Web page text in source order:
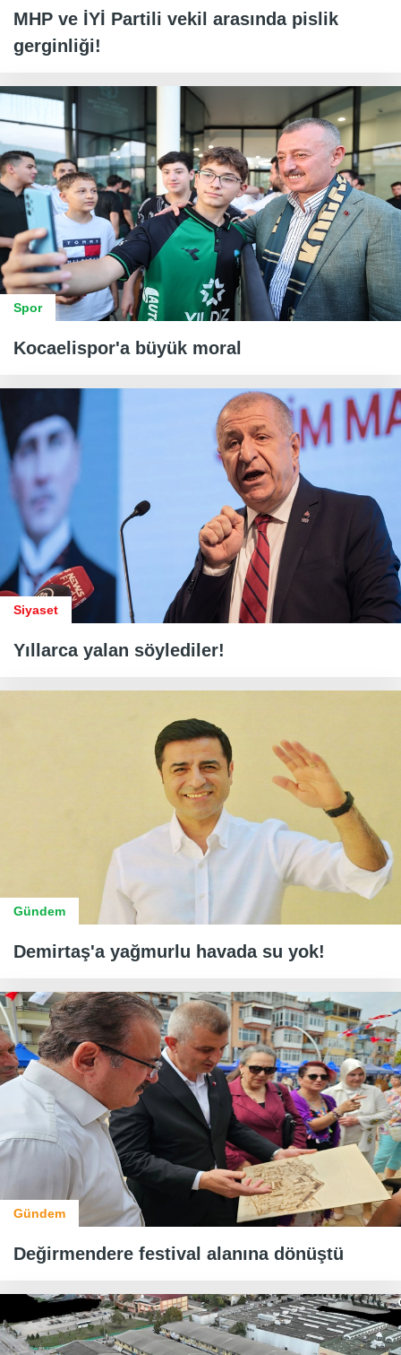
MHP ve İYİ Partili vekil arasında pislik
gerginliği!
Spor
Kocaelispor'a büyük moral
Siyaset
Yıllarca yalan söylediler!
Gündem
Demirtaş'a yağmurlu havada su yok!
Gündem
Değirmendere festival alanına dönüştü